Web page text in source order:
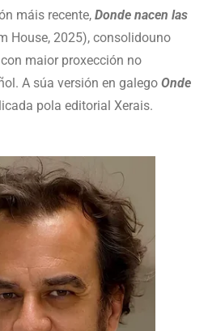
máis recente, Donde nacen las
House, 2025), consolidouno
maior proxección no
A súa versión en galego Onde
pola editorial Xerais.